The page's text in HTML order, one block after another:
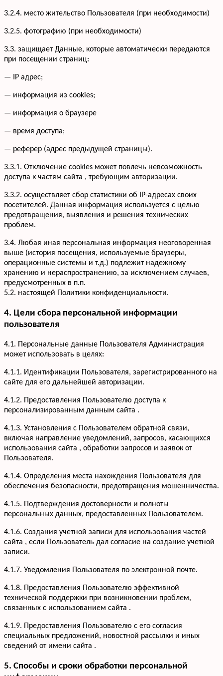
Услуги
Офисная мебель
Шкафы-купе
Гардеробные
Детская мебель
Портфолио
Акции
О компании
Вакансии
Отзывы
Информация
3.2.4. место жительство Пользователя (при необходимости)
3.2.5. фотографию (при необходимости)
3.3. защищает Данные, которые автоматически передаются
при посещении страниц:
— IP адрес;
— информация из cookies;
— информация о браузере
— время доступа;
— реферер (адрес предыдущей страницы).
3.3.1. Отключение cookies может повлечь невозможность
доступа к частям сайта , требующим авторизации.
3.3.2. осуществляет сбор статистики об IP-адресах своих
посетителей. Данная информация используется с целью
предотвращения, выявления и решения технических
проблем.
3.4. Любая иная персональная информация неоговоренная
выше (история посещения, используемые браузеры,
операционные системы и т.д.) подлежит надежному
хранению и нераспространению, за исключением случаев,
предусмотренных в п.п.
5.2. настоящей Политики конфиденциальности.
4. Цели сбора персональной информации
пользователя
4.1. Персональные данные Пользователя Администрация
может использовать в целях:
4.1.1. Идентификации Пользователя, зарегистрированного на
сайте для его дальнейшей авторизации.
4.1.2. Предоставления Пользователю доступа к
персонализированным данным сайта .
4.1.3. Установления с Пользователем обратной связи,
включая направление уведомлений, запросов, касающихся
использования сайта , обработки запросов и заявок от
Пользователя.
4.1.4. Определения места нахождения Пользователя для
обеспечения безопасности, предотвращения мошенничества.
4.1.5. Подтверждения достоверности и полноты
персональных данных, предоставленных Пользователем.
4.1.6. Создания учетной записи для использования частей
сайта , если Пользователь дал согласие на создание учетной
записи.
4.1.7. Уведомления Пользователя по электронной почте.
4.1.8. Предоставления Пользователю эффективной
технической поддержки при возникновении проблем,
связанных с использованием сайта .
4.1.9. Предоставления Пользователю с его согласия
специальных предложений, новостной рассылки и иных
сведений от имени сайта .
5. Способы и сроки обработки персональной